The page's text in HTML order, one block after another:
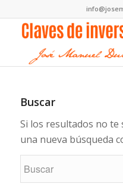
Buscar
Si los resultados no
una nueva búsqueda